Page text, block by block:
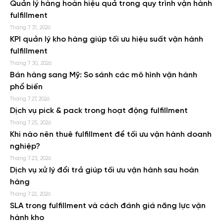
Quản lý hàng hoàn hiệu quả trong quy trình vận hành
fulfillment
Tháng 7 31, 2026
KPI quản lý kho hàng giúp tối ưu hiệu suất vận hành
fulfillment
Tháng 7 30, 2026
Bán hàng sang Mỹ: So sánh các mô hình vận hành
phổ biến
Tháng 7 27, 2026
Dịch vụ pick & pack trong hoạt động fulfillment
Tháng 7 25, 2026
Khi nào nên thuê fulfillment để tối ưu vận hành doanh
nghiệp?
Tháng 7 23, 2026
Dịch vụ xử lý đổi trả giúp tối ưu vận hành sau hoàn
hàng
Tháng 7 22, 2026
SLA trong fulfillment và cách đánh giá năng lực vận
hành kho